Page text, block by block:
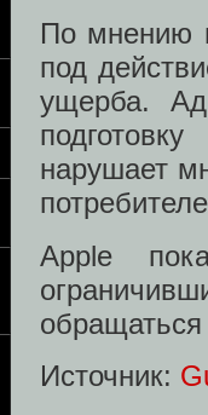
По мнению
под
ущерба.
нарушает
Apple
Источник: